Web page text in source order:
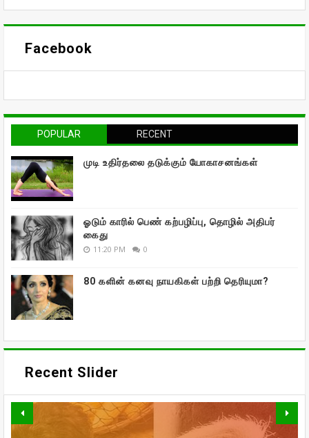
Facebook
POPULAR RECENT
முடி உதிர்தலை தடுக்கும் யோகாசனங்கள்
ஓடும் காரில் பெண் கற்பழிப்பு, தொழில் அதிபர்
கைது
11:20 PM 0
80 களின் கனவு நாயகிகள் பற்றி தெரியுமா?
Recent Slider